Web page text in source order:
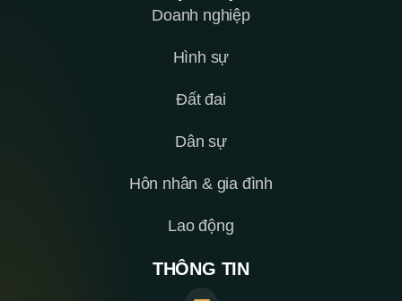
Doanh nghiệp
Hình sự
Đất đai
Dân sự
Hôn nhân & gia đình
Lao động
THÔNG TIN